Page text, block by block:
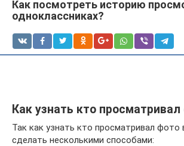
Как посмотреть историю
одноклассниках?
Как узнать кто
Так как узнать кто просматривал
сделать несколькими способами: